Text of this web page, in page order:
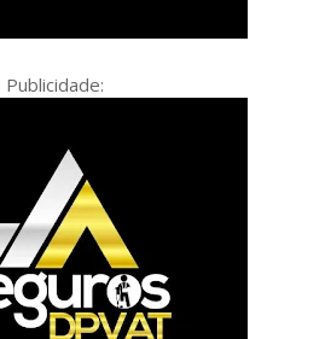
Publicidade: